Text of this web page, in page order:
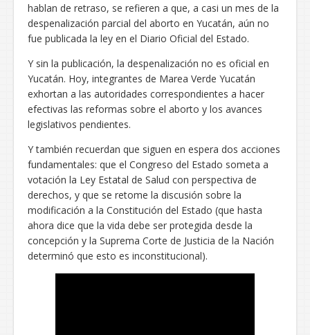
hablan de retraso, se refieren a que, a casi un mes de la
despenalización parcial del aborto en Yucatán, aún no
fue publicada la ley en el Diario Oficial del Estado.
Y sin la publicación, la despenalización no es oficial en
Yucatán. Hoy, integrantes de Marea Verde Yucatán
exhortan a las autoridades correspondientes a hacer
efectivas las reformas sobre el aborto y los avances
legislativos pendientes.
Y también recuerdan que siguen en espera dos acciones
fundamentales: que el Congreso del Estado someta a
votación la Ley Estatal de Salud con perspectiva de
derechos, y que se retome la discusión sobre la
modificación a la Constitución del Estado (que hasta
ahora dice que la vida debe ser protegida desde la
concepción y la Suprema Corte de Justicia de la Nación
determinó que esto es inconstitucional).